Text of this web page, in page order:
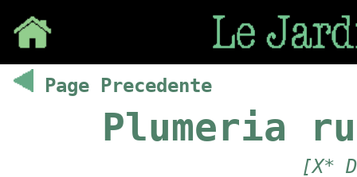
Page Precedente
Plumeria
[X*